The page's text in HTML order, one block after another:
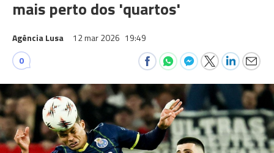
mais perto dos 'quartos'
Agência Lusa 12 mar 2026 19:49
0